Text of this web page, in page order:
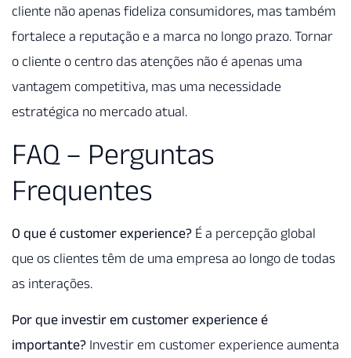
cliente não apenas fideliza consumidores, mas também
fortalece a reputação e a marca no longo prazo. Tornar
o cliente o centro das atenções não é apenas uma
vantagem competitiva, mas uma necessidade
estratégica no mercado atual.
FAQ – Perguntas
Frequentes
O que é customer experience? É a percepção global
que os clientes têm de uma empresa ao longo de todas
as interações.
Por que investir em customer experience é
importante? Investir em customer experience aumenta